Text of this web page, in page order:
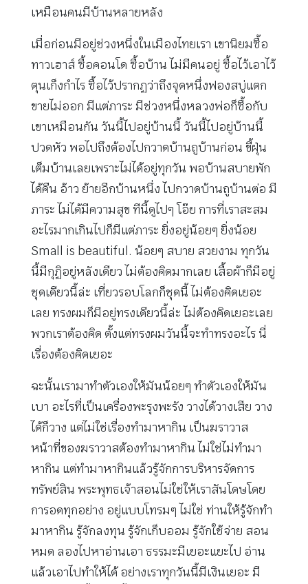
เหมือนคนมีบ้านหลายหลัง
เมื่อก่อนมีอยู่ช่วงหนึ่งในเมืองไทยเรา เขานิยมซื้อ
ทาวเฮาส์ ซื้อคอนโด ซื้อบ้าน ไม่มีคนอยู่ ซื้อไว้เอาไว้
ตุนเก็งกำไร ซื้อไว้ปรากฏว่าถึงจุดหนึ่งฟองสบู่แตก
ขายไม่ออก มีแต่ภาระ มีช่วงหนึ่งหลวงพ่อก็ซื้อกับ
เขาเหมือนกัน วันนี้ไปอยู่บ้านนี้ วันนี้ไปอยู่บ้านนี้
ปวดหัว พอไปถึงต้องไปกวาดบ้านถูบ้านก่อน ขี้ฝุ่น
เต็มบ้านเลยเพราะไม่ได้อยู่ทุกวัน พอบ้านสบายพัก
ได้คืน อ้าว ย้ายอีกบ้านหนึ่ง ไปกวาดบ้านถูบ้านต่อ มี
ภาระ ไม่ได้มีความสุข ทีนี้ดูไปๆ โอ๊ย การที่เราสะสม
อะไรมากเกินไปก็มีแต่ภาระ ยิ่งอยู่น้อยๆ ยิ่งน้อย
Small is beautiful. น้อยๆ สบาย สวยงาม ทุกวัน
นี้มีกุฏิอยู่หลังเดียว ไม่ต้องคิดมากเลย เสื้อผ้าก็มีอยู่
ชุดเดียวนี้ล่ะ เที่ยวรอบโลกก็ชุดนี้ ไม่ต้องคิดเยอะ
เลย ทรงผมก็มีอยู่ทรงเดียวนี้ล่ะ ไม่ต้องคิดเยอะเลย
พวกเราต้องคิด ตั้งแต่ทรงผมวันนี้จะทำทรงอะไร นี่
เรื่องต้องคิดเยอะ
ฉะนั้นเรามาทำตัวเองให้มันน้อยๆ ทำตัวเองให้มัน
เบา อะไรที่เป็นเครื่องพะรุงพะรัง วางได้วางเสีย วาง
ได้ก็วาง แต่ไม่ใช่เรื่องทำมาหากิน เป็นฆราวาส
หน้าที่ของฆราวาสต้องทำมาหากิน ไม่ใช่ไม่ทำมา
หากิน แต่ทำมาหากินแล้วรู้จักการบริหารจัดการ
ทรัพย์สิน พระพุทธเจ้าสอนไม่ใช่ให้เราสันโดษโดย
การอดทุกอย่าง อยู่แบบโทรมๆ ไม่ใช่ ท่านให้รู้จักทำ
มาหากิน รู้จักลงทุน รู้จักเก็บออม รู้จักใช้จ่าย สอน
หมด ลองไปหาอ่านเอา ธรรมะมีเยอะแยะไป อ่าน
แล้วเอาไปทำให้ได้ อย่างเราทุกวันนี้มีเงินเยอะ มี